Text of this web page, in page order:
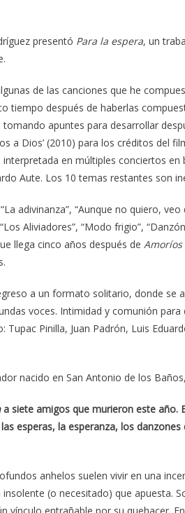
presentó Para la espera, un
de las canciones que he
tiempo después de haberlas
apuntes para desarrollar
a Dios’ (2010) para los créditos del
interpretada en múltiples conciertos
Aute. Los 10 temas restantes son
adivinanza”, “Aunque no quiero,
Aliviadores”, “Modo frigio”,
llega cinco años después de Amoríos
a un formato solitario, donde
voces. Intimidad y comunión
Tupac Pinilla, Juan Padrón, Luis
nacido en San Antonio de los
a siete amigos que murieron este año.
esperas, la esperanza, los
anhelos suelen vivir en una
(o necesitado) que apuesta.